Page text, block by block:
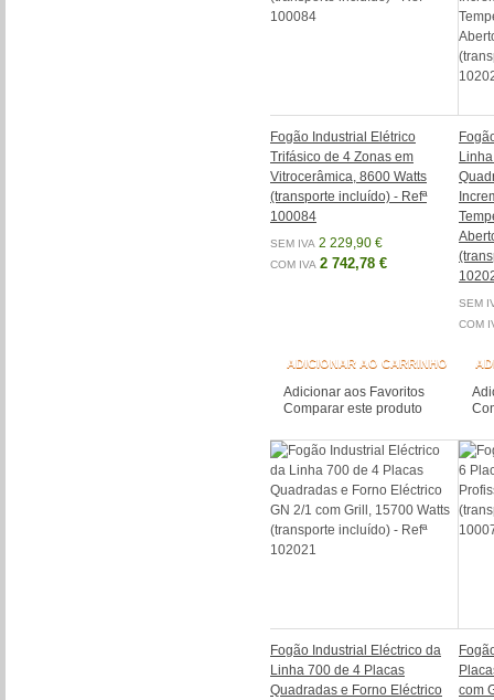
Fogão Industrial Elétrico
Trifásico de 4 Zonas em
Vitrocerâmica, 8600 Watts
(transporte incluído) - Refª
100084
SEM IVA 2 229,90 €
COM IVA 2 742,78 €
ADICIONAR AO CARRINHO
Adicionar aos Favoritos
Comparar este produto
SEM
COM
Fogão Industrial Eléctrico da
Linha 700 de 4 Placas
Quadradas e Forno Eléctrico
com